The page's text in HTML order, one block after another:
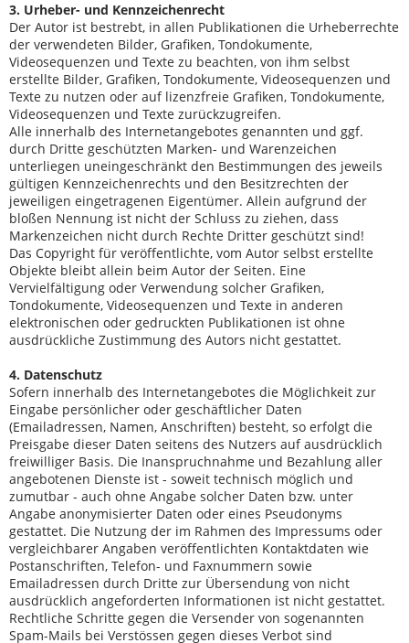
3. Urheber- und Kennzeichenrecht
Der Autor ist bestrebt, in allen Publikationen die Urheberrechte
der verwendeten Bilder, Grafiken, Tondokumente,
Videosequenzen und Texte zu beachten, von ihm selbst
erstellte Bilder, Grafiken, Tondokumente, Videosequenzen und
Texte zu nutzen oder auf lizenzfreie Grafiken, Tondokumente,
Videosequenzen und Texte zurückzugreifen.
Alle innerhalb des Internetangebotes genannten und ggf.
durch Dritte geschützten Marken- und Warenzeichen
unterliegen uneingeschränkt den Bestimmungen des jeweils
gültigen Kennzeichenrechts und den Besitzrechten der
jeweiligen eingetragenen Eigentümer. Allein aufgrund der
bloßen Nennung ist nicht der Schluss zu ziehen, dass
Markenzeichen nicht durch Rechte Dritter geschützt sind!
Das Copyright für veröffentlichte, vom Autor selbst erstellte
Objekte bleibt allein beim Autor der Seiten. Eine
Vervielfältigung oder Verwendung solcher Grafiken,
Tondokumente, Videosequenzen und Texte in anderen
elektronischen oder gedruckten Publikationen ist ohne
ausdrückliche Zustimmung des Autors nicht gestattet.
4. Datenschutz
Sofern innerhalb des Internetangebotes die Möglichkeit zur
Eingabe persönlicher oder geschäftlicher Daten
(Emailadressen, Namen, Anschriften) besteht, so erfolgt die
Preisgabe dieser Daten seitens des Nutzers auf ausdrücklich
freiwilliger Basis. Die Inanspruchnahme und Bezahlung aller
angebotenen Dienste ist - soweit technisch möglich und
zumutbar - auch ohne Angabe solcher Daten bzw. unter
Angabe anonymisierter Daten oder eines Pseudonyms
gestattet. Die Nutzung der im Rahmen des Impressums oder
vergleichbarer Angaben veröffentlichten Kontaktdaten wie
Postanschriften, Telefon- und Faxnummern sowie
Emailadressen durch Dritte zur Übersendung von nicht
ausdrücklich angeforderten Informationen ist nicht gestattet.
Rechtliche Schritte gegen die Versender von sogenannten
Spam-Mails bei Verstössen gegen dieses Verbot sind